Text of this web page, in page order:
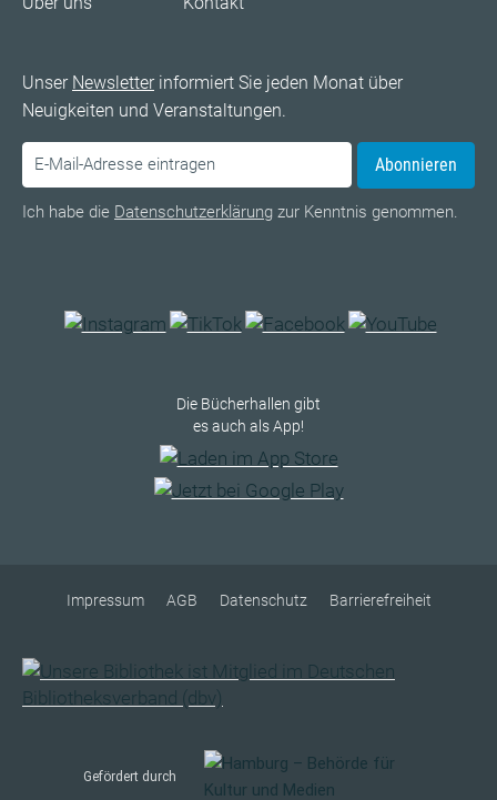
Unser Newsletterinformiert Sie jeden Monat über
Neuigkeiten und Veranstaltungen.
Abonnieren
Ich habe die Datenschutzerklärung zur Kenntnis genommen.
Die Bücherhallen gibt
es auch als App!
Impressum AGB Datenschutz Barrierefreiheit
Gefördert durch